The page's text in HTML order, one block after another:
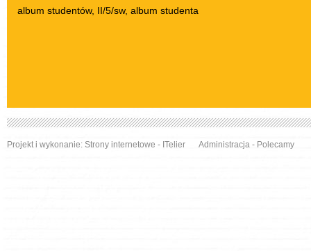
album studentów, II/5/sw, album studenta
Projekt i wykonanie: Strony internetowe - ITelier Administracja - Polecamy